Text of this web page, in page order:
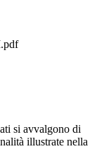
si avvalgono di
illustrate nella